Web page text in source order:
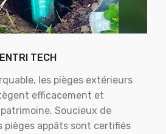
TECH
les pièges extérieurs
efficacement et
Soucieux de
pièges appâts sont certifiés